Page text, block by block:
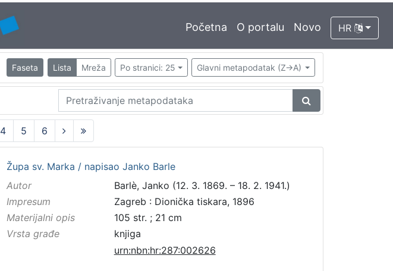
Početna O portalu Novo HR
Faseta Lista Mreža Po stranici: 25 Glavni metapodatak (Z->A)
4 5
6
Župa sv. Marka / napisao Janko Barle
Autor
Barlè, Janko (12. 3. 1869. – 18. 2. 1941.)
Impresum
Zagreb : Dionička tiskara, 1896
Materijalni opis
105 str. ; 21 cm
Vrsta građe
knjiga
urn:nbn:hr:287:002626